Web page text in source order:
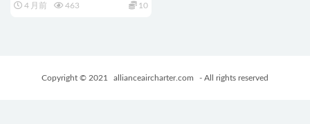
トダンジョン-Approach）AI汉
4 月前 463 10
Copyright © 2021 allianceaircharter.com - All rights reserved